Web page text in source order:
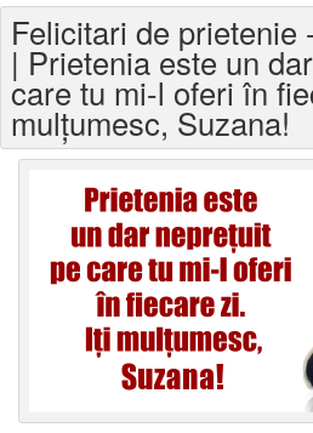
Felicitari varsta
Felicitari zilele anului
Felicitari zile saptamana
Felicitari muzicale
Felicitari muzicale personalizate
Felicitari animate
Invitatii personalizate
Felicitari de prietenie
| Prietenia este un
care tu mi-l oferi în
mulțumesc, Suzana!